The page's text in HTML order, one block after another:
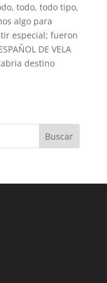
todo, todo tipo,
algo para
especial; fueron
DE VELA
destino